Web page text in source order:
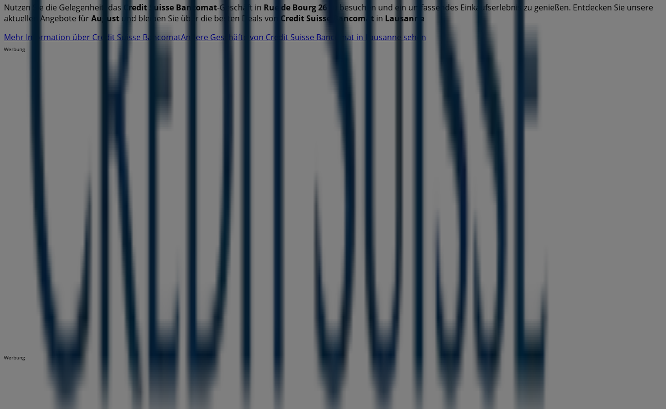
Nutzen Sie die Gelegenheit, das
Credit Suisse Bancomat-Geschäft in Rue de Bourg 26 zu besuchen und ein umfassendes Einkaufserlebnis zu genießen. Entdecken Sie unsere
aktuellen Angebote fürAugust und bleiben Sie über die besten Deals von Credit Suisse Bancomat in Lausanne
Mehr Information über Credit Suisse BancomatAndere Geschäfte von Credit Suisse Bancomat in Lausanne sehen
Werbung
Werbung